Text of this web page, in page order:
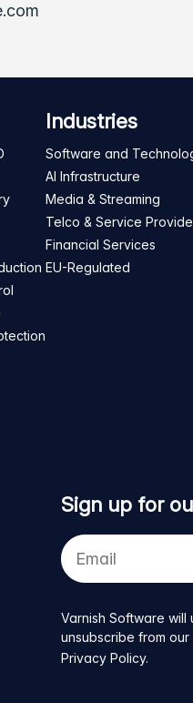
Industries
Software and
AI Infrastructure
Media & Streaming
Telco & Service
Financial Services
EU-Regulated
Sign up for
Your
e-
mail
address
Varnish Software
unsubscribe from
Privacy Policy.